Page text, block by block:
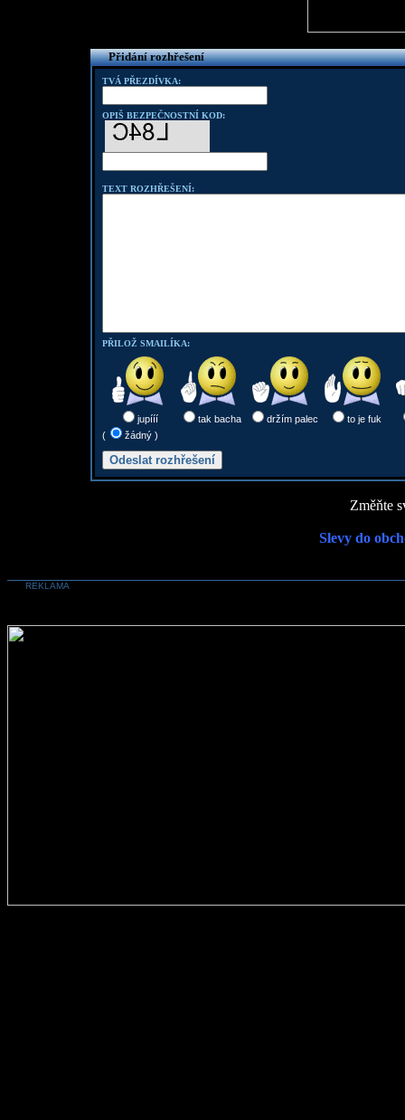
Přidání rozhřešení
TVÁ PŘEZDÍVKA:
OPIŠ BEZPEČNOSTNÍ KOD:
TEXT ROZHŘEŠENÍ:
PŘILOŽ SMAILÍKA:
jupííí tak bacha držím palec
to je fuk
(
žádný )
Změňte
Slevy do
REKLAMA